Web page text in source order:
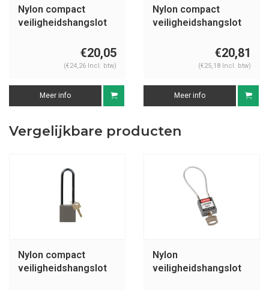
Nylon compact
veiligheidshangslot
€20,05
(€24,26 Incl. btw)
Meer info
Nylon compact
veiligheidshangslot
€20,81
(€25,18 Incl. btw)
Meer info
Vergelijkbare producten
Nylon compact
veiligheidshangslot
Nylon
veiligheidshangslot